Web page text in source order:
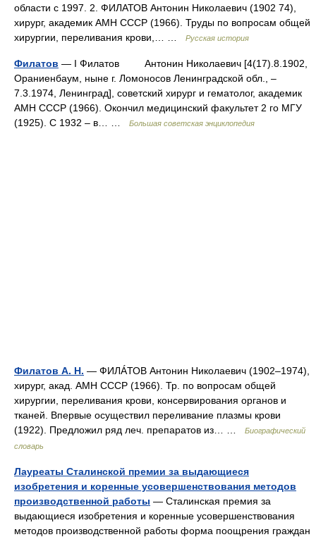
области с 1997. 2. ФИЛАТОВ Антонин Николаевич (1902 74),
хирург, академик АМН СССР (1966). Труды по вопросам общей
хирургии, переливания крови,… …
Русская история
Филатов — I Филатов Антонин Николаевич [4(17).8.1902,
Ораниенбаум, ныне г. Ломоносов Ленинградской обл., –
7.3.1974, Ленинград], советский хирург и гематолог, академик
АМН СССР (1966). Окончил медицинский факультет 2 го МГУ
(1925). С 1932 – в… …
Большая советская энциклопедия
Филатов А. Н. — ФИЛÁТОВ Антонин Николаевич (1902–1974),
хирург, акад. АМН СССР (1966). Тр. по вопросам общей
хирургии, переливания крови, консервирования органов и
тканей. Впервые осуществил переливание плазмы крови
(1922). Предложил ряд леч. препаратов из… …
Биографический
словарь
Лауреаты Сталинской премии за выдающиеся
изобретения и коренные усовершенствования методов
производственной работы — Сталинская премия за
выдающиеся изобретения и коренные усовершенствования
методов производственной работы форма поощрения граждан